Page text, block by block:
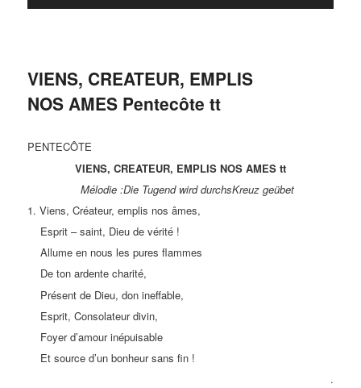
VIENS, CREATEUR, EMPLIS
NOS AMES Pentecôte tt
PENTECÔTE
VIENS, CREATEUR, EMPLIS NOS AMES tt
Mélodie :Die Tugend wird durchsKreuz geübet
1. Viens, Créateur, emplis nos âmes,
Esprit – saint, Dieu de vérité !
Allume en nous les pures flammes
De ton ardente charité,
Présent de Dieu, don ineffable,
Esprit, Consolateur divin,
Foyer d’amour inépuisable
Et source d’un bonheur sans fin !
.